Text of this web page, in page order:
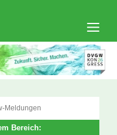
Meldungen
Bereich: